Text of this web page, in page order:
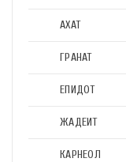
АХАТ
ГРАНАТ
ЕПИДОТ
ЖАДЕИТ
КАРНЕОЛ